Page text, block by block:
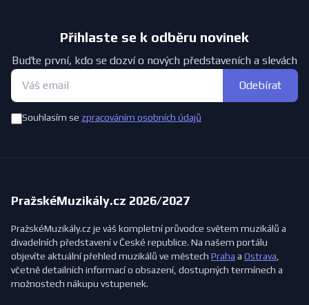
Přihlaste se k odběru novinek
Buďte první, kdo se dozví o nových představeních a slevách
Odebírat
Souhlasím se zpracováním osobních údajů
PražskéMuzikály.cz 2026/2027
PražskéMuzikály.cz je váš kompletní průvodce světem muzikálů a
divadelních představení v České republice. Na našem portálu
objevíte aktuální přehled muzikálů ve městech Praha a Ostrava,
včetně detailních informací o obsazení, dostupných termínech a
možnostech nákupu vstupenek.